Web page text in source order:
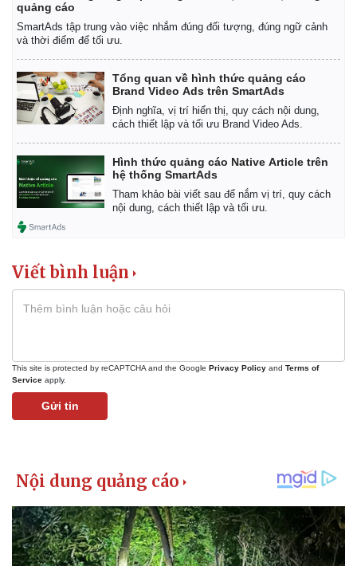
quảng cáo
SmartAds tập trung vào việc nhắm đúng đối tượng, đúng ngữ cảnh
và thời điểm để tối ưu.
Tổng quan về hình thức quảng cáo
Brand Video Ads trên SmartAds
Định nghĩa, vị trí hiển thị, quy cách nội dung,
cách thiết lập và tối ưu Brand Video Ads.
Hình thức quảng cáo Native Article trên
hệ thống SmartAds
Tham khảo bài viết sau để nắm vị trí, quy cách
nội dung, cách thiết lập và tối ưu.
Viết bình luận
This site is protected by reCAPTCHA and the Google Privacy Policy and Terms of
Service apply.
Gửi tin